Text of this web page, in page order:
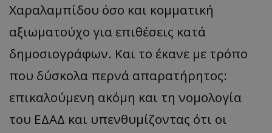
Χαραλαμπίδου όσο και κομματική
αξιωματούχο για επιθέσεις κατά
δημοσιογράφων. Και το έκανε με τρόπο
που δύσκολα περνά απαρατήρητος:
επικαλούμενη ακόμη και τη νομολογία
του ΕΔΑΔ και υπενθυμίζοντας ότι οι